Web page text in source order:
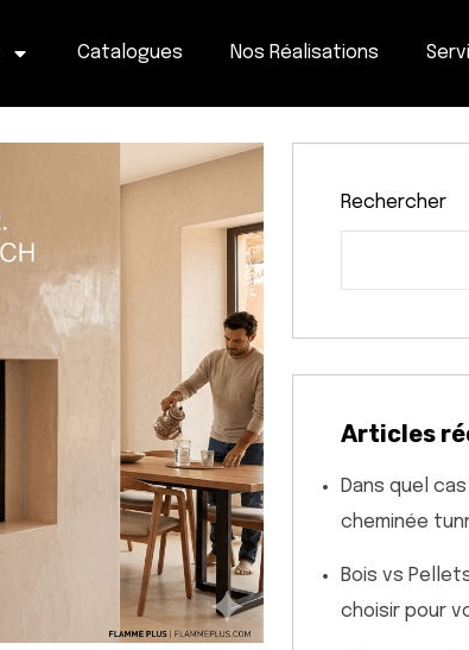
Catalogues Nos Réalisations
Rechercher
Articles
Dans quel
cheminée
Bois vs
choisir pour